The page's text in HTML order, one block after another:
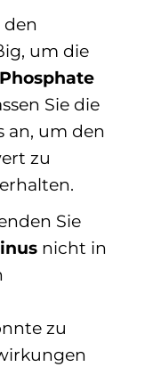
um die
Sie die
an, um den
zu
Sie
nicht in
zu